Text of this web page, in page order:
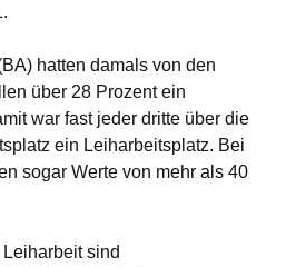
hatten damals von den
über 28 Prozent ein
war fast jeder dritte über die
ein Leiharbeitsplatz. Bei
sogar Werte von mehr als 40
sind